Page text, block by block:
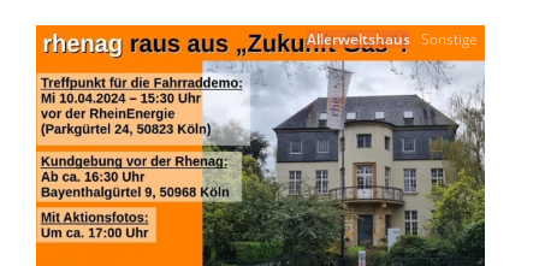
Allerweltshaus Sonstige